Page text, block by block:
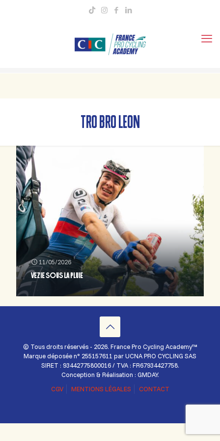
tro bro leon
11/05/2026
VEZIE SOUS LA PLUIE
© Tous droits réservés - 2026. France Pro Cycling Academy™
Marque déposée n° 255157611 par UCNA PRO CYCLING SAS
SIRET : 93442775800016 / TVA : FR67934427758.
Conception & Réalisation : GMDAY.
CGV
MENTIONS LÉGALES CONTACT